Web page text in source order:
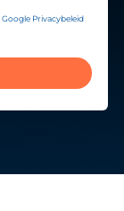
Google Privacybeleid